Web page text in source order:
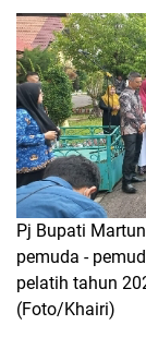
Pj Bupati
pemuda -
pelatih tahun
(Foto/Khairi)